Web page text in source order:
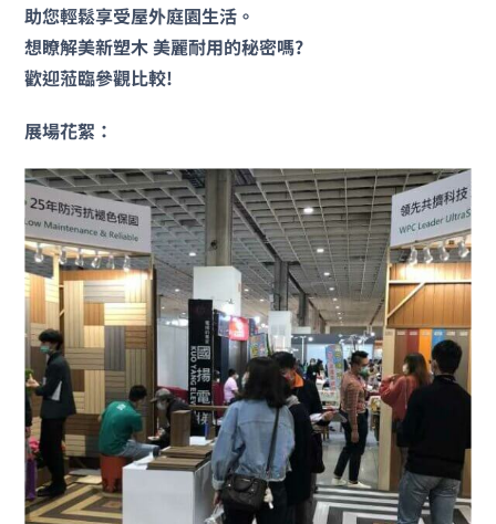
助您輕鬆享受屋外庭園生活。
想瞭解美新塑木 美麗耐用的秘密嗎?
歡迎蒞臨參觀比較!
展場花絮：